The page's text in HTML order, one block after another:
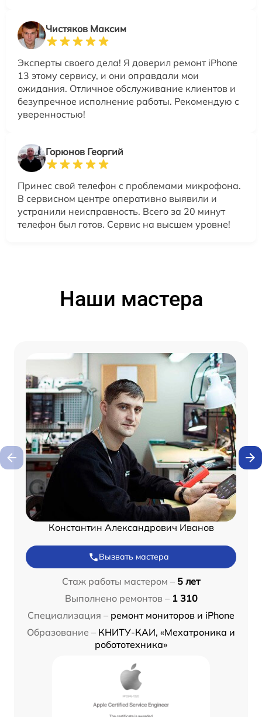
Чистяков Максим
Эксперты своего дела! Я доверил ремонт iPhone
13 этому сервису, и они оправдали мои
ожидания. Отличное обслуживание клиентов и
безупречное исполнение работы. Рекомендую с
уверенностью!
Горюнов Георгий
Принес свой телефон с проблемами микрофона.
В сервисном центре оперативно выявили и
устранили неисправность. Всего за 20 минут
телефон был готов. Сервис на высшем уровне!
Наши мастера
Константин Александрович Иванов
Вызвать мастера
Стаж работы мастером – 5 лет
Выполнено ремонтов – 1 310
Специализация – ремонт мониторов и iPhone
Образование – КНИТУ-КАИ, «Мехатроника и
робототехника»